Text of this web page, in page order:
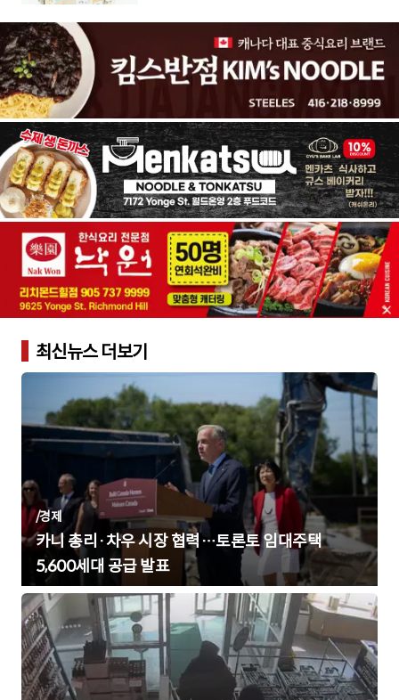
최신뉴스 더보기
/경제
카니 총리·차우 시장 협력…토론토 임대주택
5,600세대 공급 발표